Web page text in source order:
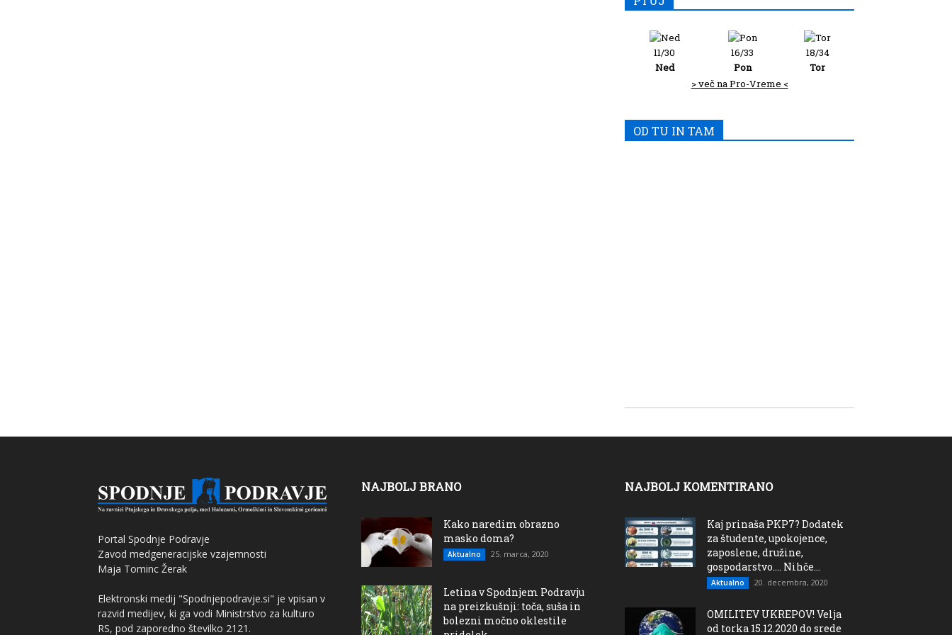
11/30
Ned
16/33
Pon
18/34
Tor
> več na Pro-Vreme <
OD TU IN TAM
Portal Spodnje Podravje
Zavod medgeneracijske vzajemnosti
Maja Tominc Žerak
Elektronski medij "Spodnjepodravje.si" je vpisan v
razvid medijev, ki ga vodi Ministrstvo za kulturo
RS, pod zaporedno številko 2121.
NAJBOLJ BRANO
Kako naredim obrazno
masko doma?
Aktualno 25. marca, 2020
Letina v Spodnjem Podravju
na preizkušnji: toča, suša in
bolezni močno oklestile
NAJBOLJ KOMENTIRANO
Kaj prinaša PKP7? Dodatek
za študente, upokojence,
zaposlene, družine,
gospodarstvo…. Nihče...
Aktualno 20. decembra, 2020
OMILITEV UKREPOV! Velja
od torka 15.12.2020 do srede